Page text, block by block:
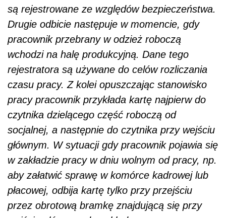
są rejestrowane ze względów bezpieczeństwa.
Drugie odbicie następuje w momencie, gdy
pracownik przebrany w odzież roboczą
wchodzi na halę produkcyjną. Dane tego
rejestratora są używane do celów rozliczania
czasu pracy. Z kolei opuszczając stanowisko
pracy pracownik przykłada kartę najpierw do
czytnika dzielącego część roboczą od
socjalnej, a następnie do czytnika przy wejściu
głównym. W sytuacji gdy pracownik pojawia się
w zakładzie pracy w dniu wolnym od pracy, np.
aby załatwić sprawę w komórce kadrowej lub
płacowej, odbija kartę tylko przy przejściu
przez obrotową bramkę znajdującą się przy